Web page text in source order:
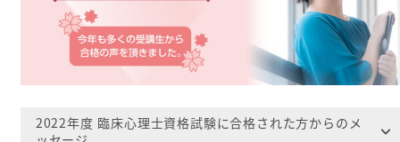
2022年度 臨床心理士資格試験に合格された方からのメ